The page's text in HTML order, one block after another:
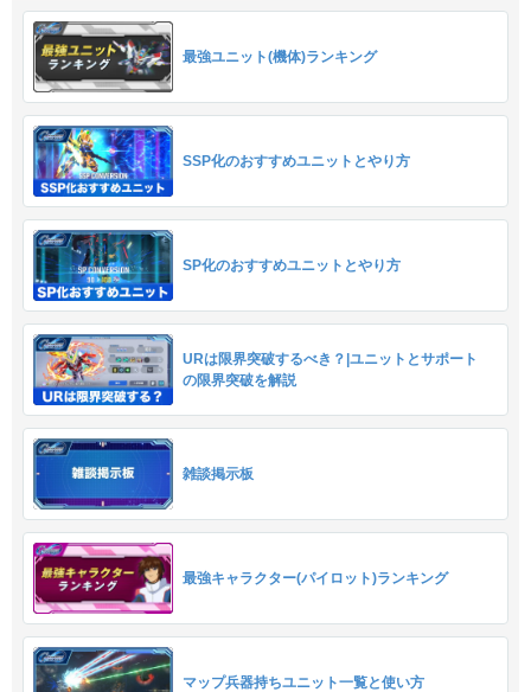
最強ユニット(機体)ランキング
SSP化のおすすめユニットとやり方
SP化のおすすめユニットとやり方
URは限界突破するべき？|ユニットとサポート
の限界突破を解説
雑談掲示板
最強キャラクター(パイロット)ランキング
マップ兵器持ちユニット一覧と使い方